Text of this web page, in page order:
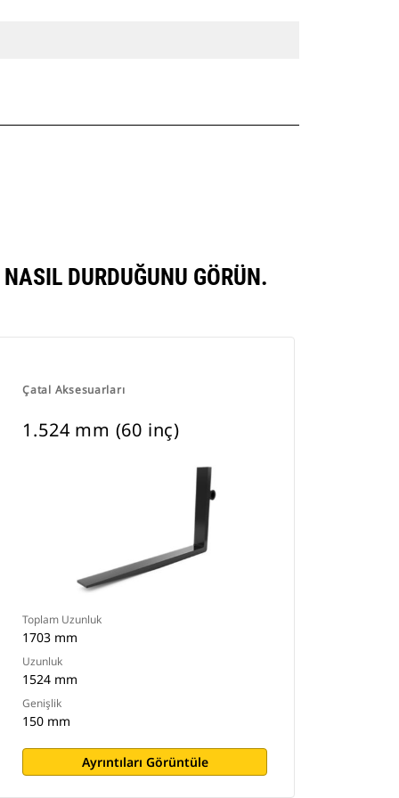
DURDUĞUNU GÖRÜN.
Çatal Aksesuarları
1.524 mm (60 inç)
Toplam Uzunluk
1703 mm
Uzunluk
1524 mm
Genişlik
150 mm
Ayrıntıları Görüntüle